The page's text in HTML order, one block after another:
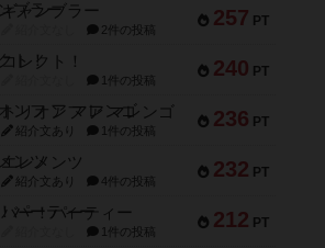
257 PT
ギャンブラー
2件の投稿
240 PT
コレクト！
1件の投稿
236 PT
トリオンフ ア マレンゴ
紹介文あり 1件の投稿
232 PT
エレメンツ
紹介文あり 4件の投稿
212 PT
バー！パーティー
1件の投稿